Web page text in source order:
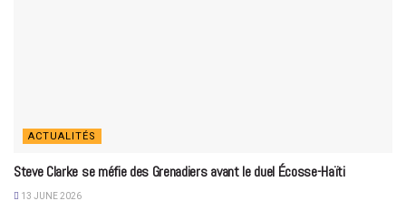
ACTUALITÉS
Steve Clarke se méfie des Grenadiers avant le duel Écosse-Haïti
13 JUNE 2026